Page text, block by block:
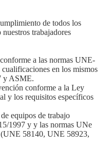
de todos los
trabajadores
a las normas UNE-
en los mismos
y ASME.
conforme a la Ley
y los requisitos específicos
equipos de trabajo
1997 y y las normas UNe
(UNE 58140, UNE 58923,